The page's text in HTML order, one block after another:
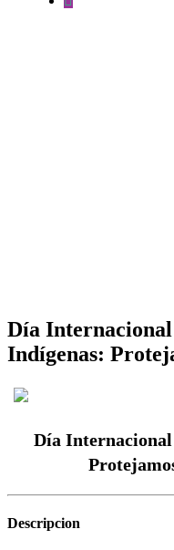
Día Internacional
Indígenas:
Día Internacional
Descripcion